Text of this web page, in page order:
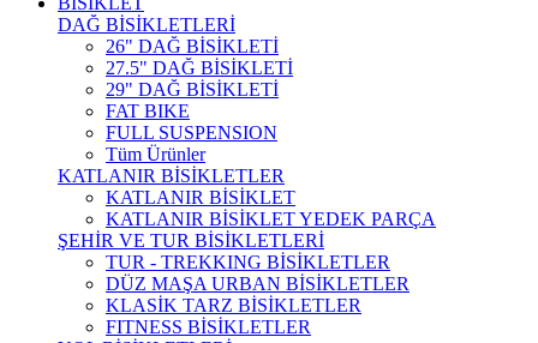
DAĞ BİSİKLETLERİ
26" DAĞ BİSİKLETİ
27.5" DAĞ BİSİKLETİ
29" DAĞ BİSİKLETİ
FAT BIKE
FULL SUSPENSION
Tüm Ürünler
KATLANIR BİSİKLETLER
KATLANIR BİSİKLET
KATLANIR BİSİKLET YEDEK PARÇA
ŞEHİR VE TUR BİSİKLETLERİ
TUR - TREKKING BİSİKLETLER
DÜZ MAŞA URBAN BİSİKLETLER
KLASİK TARZ BİSİKLETLER
FITNESS BİSİKLETLER